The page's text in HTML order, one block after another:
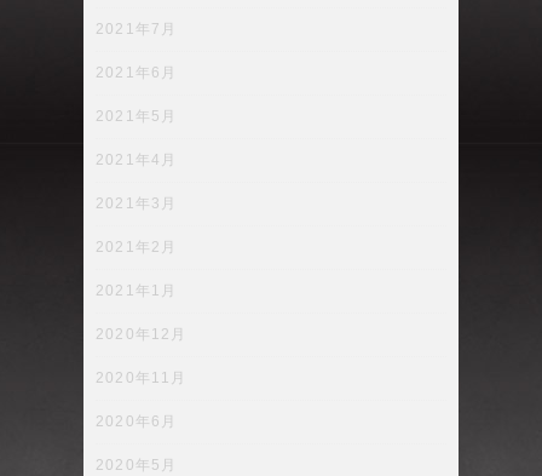
2021年7月
2021年6月
2021年5月
2021年4月
2021年3月
2021年2月
2021年1月
2020年12月
2020年11月
2020年6月
2020年5月